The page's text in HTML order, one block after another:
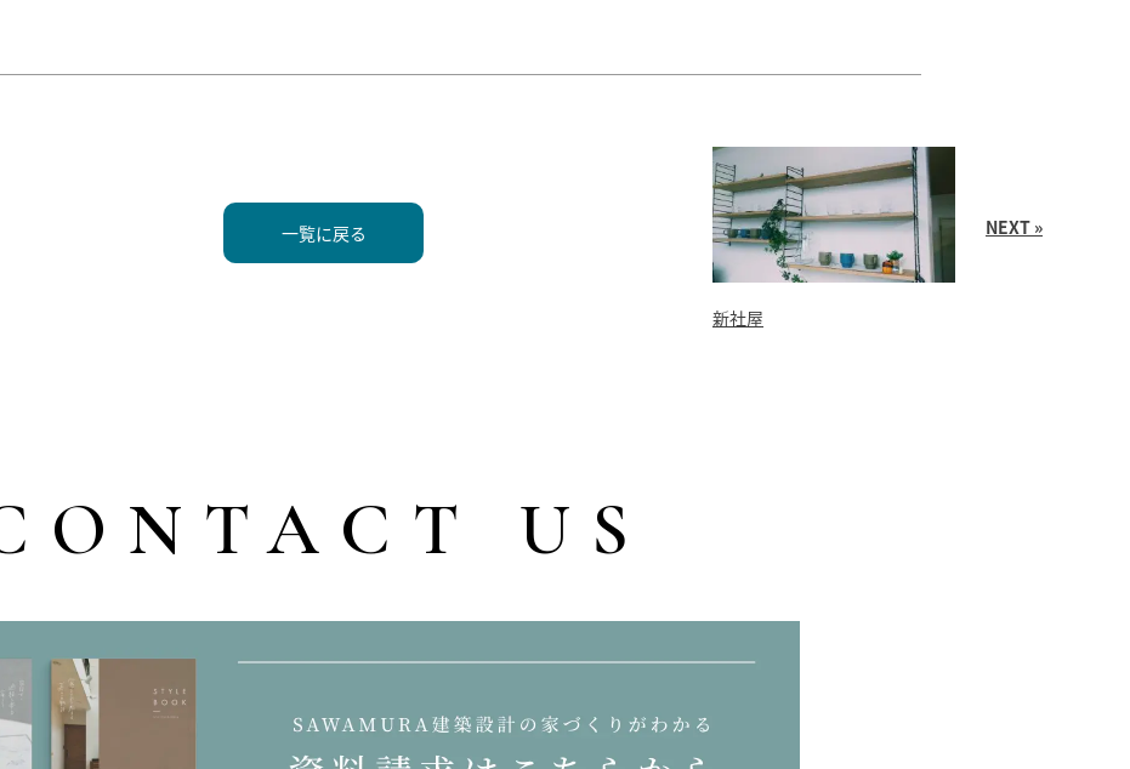
一覧に戻る NEXT »
新社屋
US